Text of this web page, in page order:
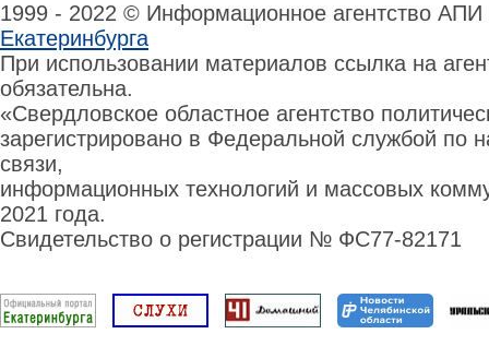
1999 - 2022 © Информационное агентство
Екатеринбурга
При использовании материалов ссылка на
обязательна.
«Свердловское областное агентство
зарегистрировано в Федеральной службой по
связи,
информационных технологий и массовых
2021 года.
Свидетельство о регистрации № ФС77-82171